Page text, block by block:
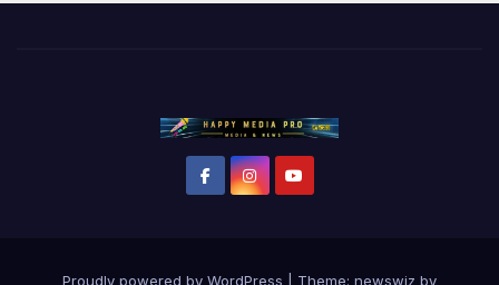
Proudly powered by WordPress Theme: newswiz by